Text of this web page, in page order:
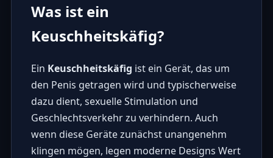
Was ist ein
Keuschheitskäfig?
Ein Keuschheitskäfig ist ein Gerät, das um
den Penis getragen wird und typischerweise
dazu dient, sexuelle Stimulation und
Geschlechtsverkehr zu verhindern. Auch
wenn diese Geräte zunächst unangenehm
klingen mögen, legen moderne Designs Wert